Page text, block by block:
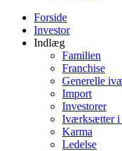
Forside
Investor
Indlæg
Familien
Franchise
Generelle
Import
Investorer
Iværksætter i
Karma
Ledelse